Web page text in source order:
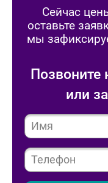
Сейчас
оставьте
мы
Позвоните
или